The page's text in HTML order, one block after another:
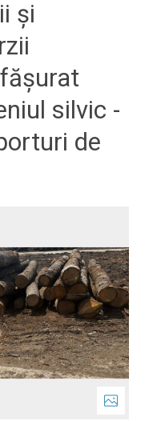
și
silvic -
de